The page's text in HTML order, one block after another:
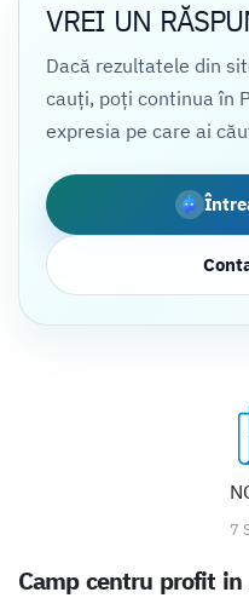
VREI UN
Dacă rezultatele din
cauți, poți continua în
expresia pe care ai
7
Camp centru profit